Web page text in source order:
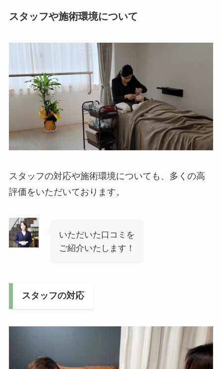
スタッフや施術環境について
スタッフの対応や施術環境についても、多くの高
評価をいただいております。
いただいた口コミを
ご紹介いたします！
スタッフの対応